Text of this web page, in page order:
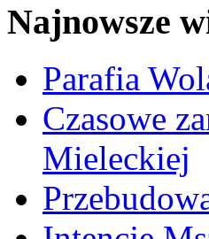
Najnowsze
Parafia
Czasowe
Mieleckiej